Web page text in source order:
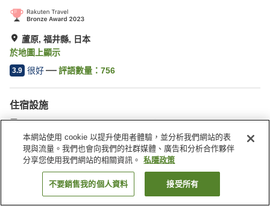
蘆原, 福井縣, 日本
於地圖上顯示
3.9 很好 評語數量： 756
住宿設施
停車場
桑拿
餐廳
商店
主頁 日本 福井縣 蘆原 大江戶溫泉物語蘆原
找客房
本網站使用 cookie 以提升使用者體驗，並分析我們網站的表
現與流量。我們也會向我們的社群媒體、廣告和分析合作夥伴
分享您使用我們網站的相關資訊。
私隱政策
不要銷售我的個人資料 接受所有